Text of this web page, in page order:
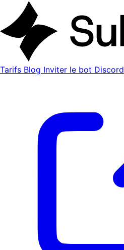
Tarifs Blog Inviter le bot Discord